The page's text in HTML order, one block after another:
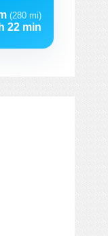
(280 mi)
22 min